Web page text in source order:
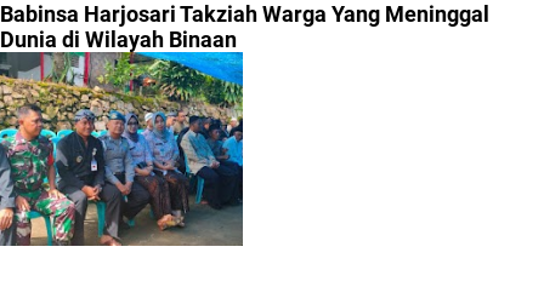
Babinsa Harjosari Takziah Warga Yang Meninggal
Dunia di Wilayah Binaan